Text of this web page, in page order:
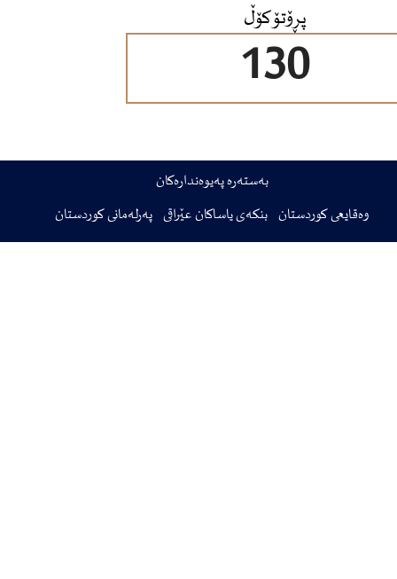
پڕۆتۆکۆڵ
130
بەستەرە پەیوەندارەکان
وەقایعی کوردستان بنکەی یاساکان عێراقی پەرلەمانی کوردستان